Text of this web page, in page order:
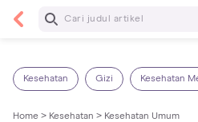
Baca Selanjutnya
Kesehatan Gizi Kesehatan
Home > Kesehatan > Kesehatan Umum